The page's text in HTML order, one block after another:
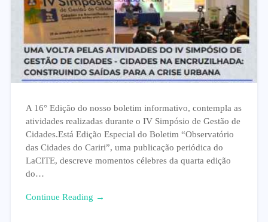
A 16° Edição do nosso boletim informativo, contempla as
atividades realizadas durante o IV Simpósio de Gestão de
Cidades.Está Edição Especial do Boletim “Observatório
das Cidades do Cariri”, uma publicação periódica do
LaCITE, descreve momentos célebres da quarta edição
do…
Continue Reading →